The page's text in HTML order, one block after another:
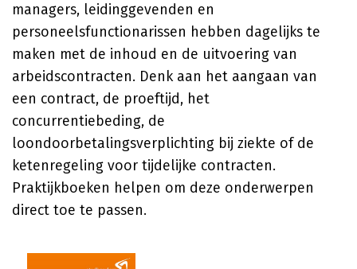
managers, leidinggevenden en
personeelsfunctionarissen hebben dagelijks te
maken met de inhoud en de uitvoering van
arbeidscontracten. Denk aan het aangaan van
een contract, de proeftijd, het
concurrentiebeding, de
loondoorbetalingsverplichting bij ziekte of de
ketenregeling voor tijdelijke contracten.
Praktijkboeken helpen om deze onderwerpen
direct toe te passen.